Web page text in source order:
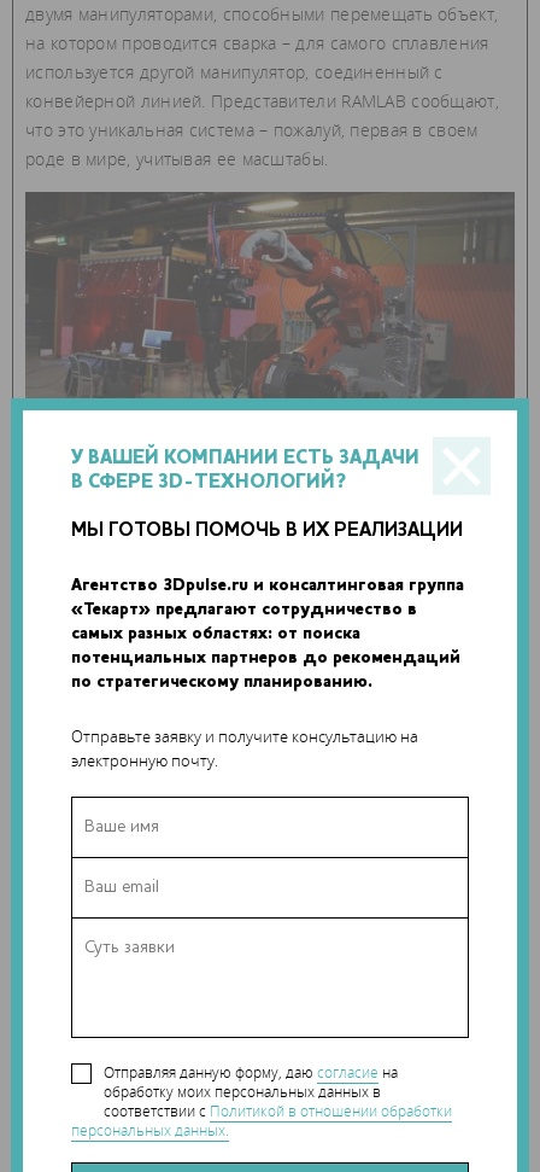
У ВАШЕЙ КОМПАНИИ ЕСТЬ ЗАДАЧИ
В СФЕРЕ 3D-ТЕХНОЛОГИЙ?
МЫ ГОТОВЫ ПОМОЧЬ В ИХ РЕАЛИЗАЦИИ
Агентство 3Dpulse.ru и консалтинговая группа
«Текарт» предлагают сотрудничество в
самых разных областях: от поиска
потенциальных партнеров до рекомендаций
по стратегическому планированию.
Отправьте заявку и получите консультацию на
электронную почту.
Отправляя данную форму, даюсогласие на
обработку моих персональных данных в
соответствии с Политикой в отношении обработки
персональных данных.
двумя манипуляторами, способными перемещать объект,
на котором проводится сварка – для самого сплавления
используется другой манипулятор, соединенный с
конвейерной линией. Представители RAMLAB сообщают,
что это уникальная система – пожалуй, первая в своем
роде в мире, учитывая ее масштабы.
В отличие от других систем для 3D-печати металлов,
использует в качестве материала стальную проволоку,
которая нагревается электричеством и защищается газом
от внешнего загрязнения. Такая технология позволяет
сделать производство проще, быстрее и дешевле,
форму в процессе 3D-печати.
В рамках последних приготовлений к запуску WAAM
устройство защитят экранами от солнца и снабдят
системой выхлопа. В RAMLAB также ожидают доставку 250
кг стальной проволоки, из которой 3D-принтер изготовит
первые конструкции. Разработчики говорят, что одна из
самых интересных функций WAAM – это возможность
работать над несколькими предметами одновременно